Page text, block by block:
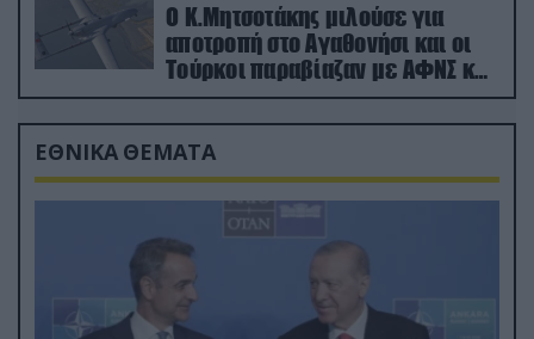
Ο Κ.Μητσοτάκης μιλούσε για
αποτροπή στο Αγαθονήσι και οι
Τούρκοι παραβίαζαν με ΑΦΝΣ και
drone
ΕΘΝΙΚΑ ΘΕΜΑΤΑ